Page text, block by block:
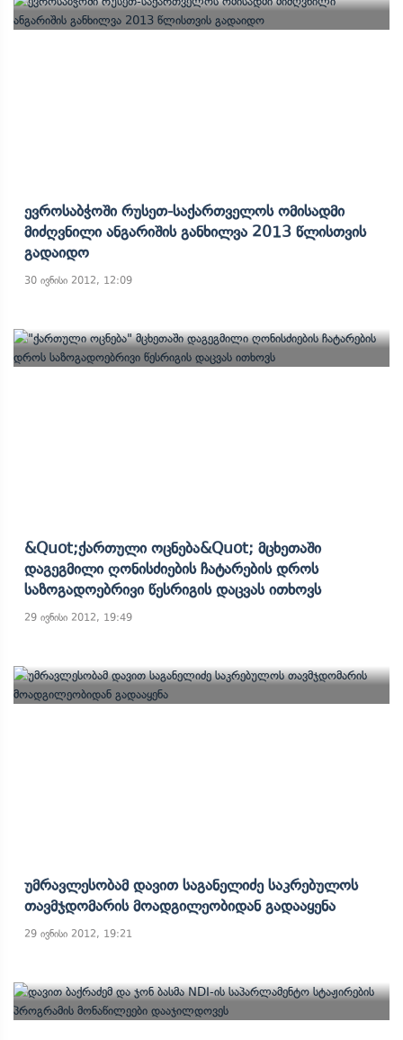
Ევროსაბჭოში Რუსეთ-Საქართველოს Ომისადმი
Მიძღვნილი Ანგარიშის Განხილვა 2013 Წლისთვის
Გადაიდო
30 ივნისი 2012, 12:09
&quot;ქართული Ოცნება&quot; Მცხეთაში
Დაგეგმილი Ღონისძიების Ჩატარების Დროს
Საზოგადოებრივი Წესრიგის Დაცვას Ითხოვს
29 ივნისი 2012, 19:49
Უმრავლესობამ Დავით Საგანელიძე Საკრებულოს
Თავმჯდომარის Მოადგილეობიდან Გადააყენა
29 ივნისი 2012, 19:21